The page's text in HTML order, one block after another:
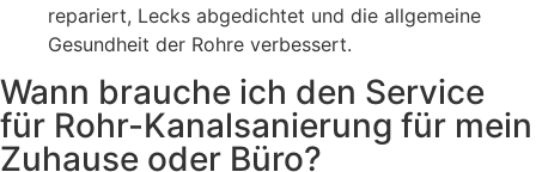
repariert, Lecks abgedichtet und die allgemeine
Gesundheit der Rohre verbessert.
Wann brauche ich den Service
für Rohr-Kanalsanierung für mein
Zuhause oder Büro?